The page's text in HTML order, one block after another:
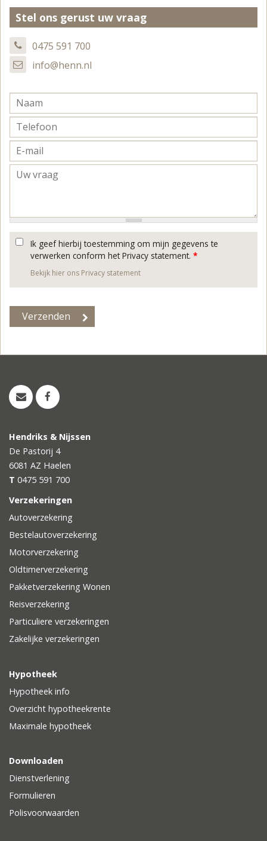
Stel ons gerust uw vraag
0475 591 700
info@henn.nl
Ik geef hierbij toestemming om mijn gegevens te
verwerken conform het Privacy statement. *
Bekijk hier ons Privacy statement
Hendriks & Nijssen
De Pastorij 4
6081 AZ Haelen
T 0475 591 700
Verzekeringen
Autoverzekering
Bestelautoverzekering
Motorverzekering
Oldtimerverzekering
Pakketverzekering Wonen
Reisverzekering
Particuliere verzekeringen
Zakelijke verzekeringen
Hypotheek
Hypotheek info
Overzicht hypotheekrente
Maximale hypotheek
Downloaden
Dienstverlening
Formulieren
Polisvoorwaarden